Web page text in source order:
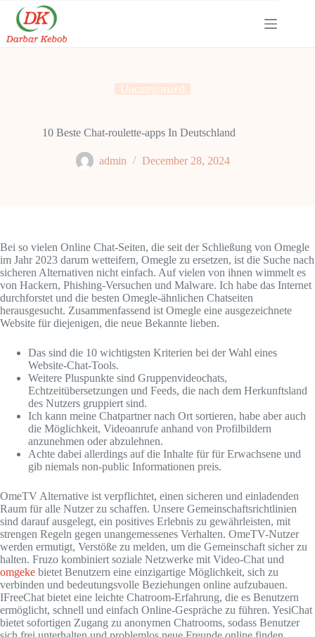
content
Uncategorized
10 Beste Chat-roulette-apps In Deutschland
admin December 28, 2024
Bei so vielen Online Chat-Seiten, die seit der Schließung von Omegle
im Jahr 2023 darum wetteifern, Omegle zu ersetzen, ist die Suche nach
sicheren Alternativen nicht einfach. Auf vielen von ihnen wimmelt es
von Hackern, Phishing-Versuchen und Malware. Ich habe das Internet
durchforstet und die besten Omegle-ähnlichen Chatseiten
herausgesucht. Zusammenfassend ist Omegle eine ausgezeichnete
Website für diejenigen, die neue Bekannte lieben.
Das sind die 10 wichtigsten Kriterien bei der Wahl eines
Website-Chat-Tools.
Weitere Pluspunkte sind Gruppenvideochats,
Echtzeitübersetzungen und Feeds, die nach dem Herkunftsland
des Nutzers gruppiert sind.
Ich kann meine Chatpartner nach Ort sortieren, habe aber auch
die Möglichkeit, Videoanrufe anhand von Profilbildern
anzunehmen oder abzulehnen.
Achte dabei allerdings auf die Inhalte für für Erwachsene und
gib niemals non-public Informationen preis.
OmeTV Alternative ist verpflichtet, einen sicheren und einladenden
Raum für alle Nutzer zu schaffen. Unsere Gemeinschaftsrichtlinien
sind darauf ausgelegt, ein positives Erlebnis zu gewährleisten, mit
strengen Regeln gegen unangemessenes Verhalten. OmeTV-Nutzer
werden ermutigt, Verstöße zu melden, um die Gemeinschaft sicher zu
halten. Fruzo kombiniert soziale Netzwerke mit Video-Chat und
omgeke bietet Benutzern eine einzigartige Möglichkeit, sich zu
verbinden und bedeutungsvolle Beziehungen online aufzubauen.
IFreeChat bietet eine leichte Chatroom-Erfahrung, die es Benutzern
ermöglicht, schnell und einfach Online-Gespräche zu führen. YesiChat
bietet sofortigen Zugang zu anonymen Chatrooms, sodass Benutzer